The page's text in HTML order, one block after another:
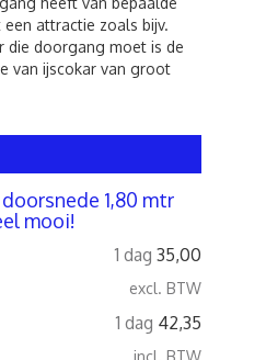
attractie zoals bijv.
die doorgang moet is de
van ijscokar van groot
1,80 mtr
mooi!
1 dag 35,00
excl. BTW
1 dag 42,35
incl. BTW